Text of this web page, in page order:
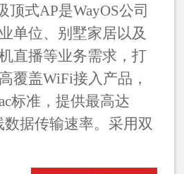
顶式AP是WayOS公司
单位、别墅家居以及
直播等业务需求，打
覆盖WiFi接入产品，
标准，提供最高达
数据传输速率。采用双